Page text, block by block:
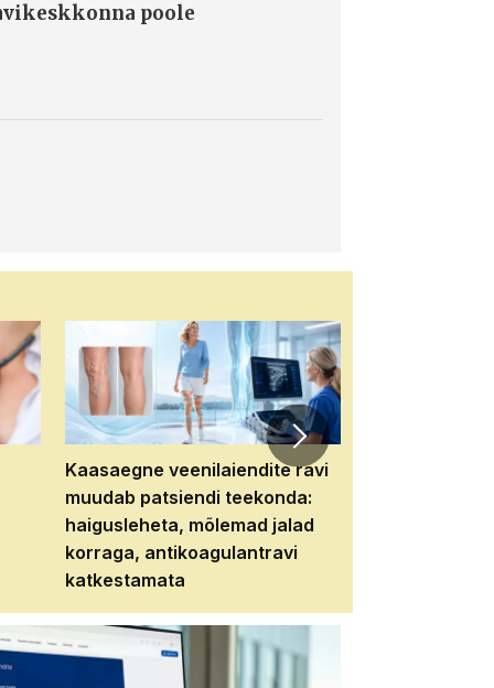
poole
Kaasaegne veenilaiendite ravi
muudab patsiendi teekonda:
haigusleheta, mõlemad jalad
korraga, antikoagulantravi
katkestamata